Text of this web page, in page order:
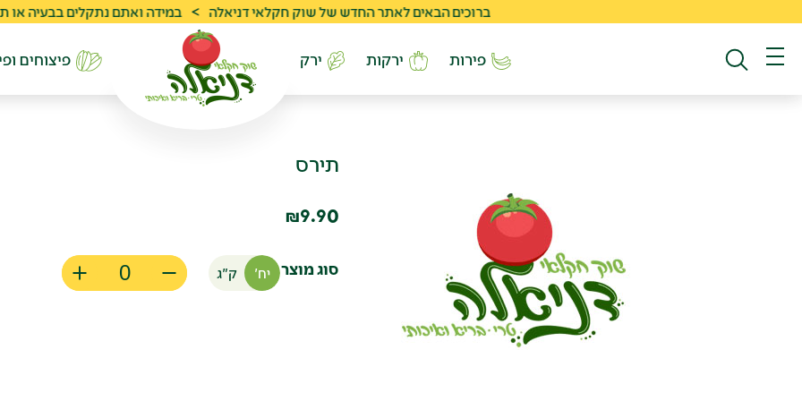
ברוכים הבאים לאתר החדש של שוק חקלאי דניאלה > במידה ואתם נתקלים בבעיה או תקלה ניתן
פירות ירקות ירק פיצוחים
תירס
₪9.90
סוג מוצר יח' ק"ג